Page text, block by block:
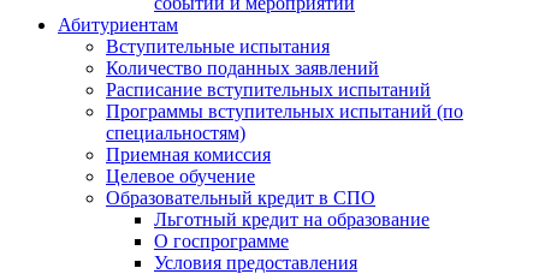
Абитуриентам
Вступительные испытания
Количество поданных заявлений
Расписание вступительных испытаний
Программы вступительных испытаний (по
специальностям)
Приемная комиссия
Целевое обучение
Образовательный кредит в СПО
Льготный кредит на образование
О госпрограмме
Условия предоставления